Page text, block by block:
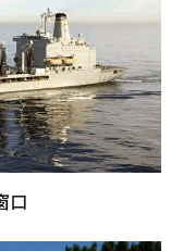
口